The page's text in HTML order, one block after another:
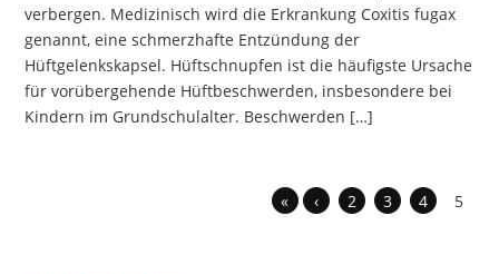
verbergen. Medizinisch wird die Erkrankung Coxitis fugax
genannt, eine schmerzhafte Entzündung der
Hüftgelenkskapsel. Hüftschnupfen ist die häufigste Ursache
für vorübergehende Hüftbeschwerden, insbesondere bei
Kindern im Grundschulalter. Beschwerden […]
« ‹ 2 3 4 5